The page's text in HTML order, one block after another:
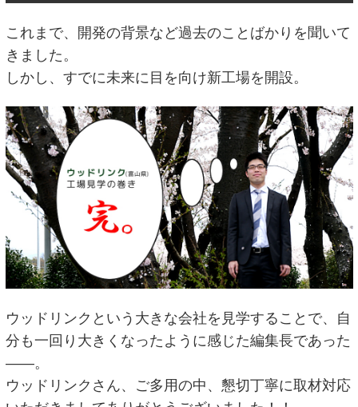
これまで、開発の背景など過去のことばかりを聞いて
きました。
しかし、すでに未来に目を向け新工場を開設。
ウッドリンクという大きな会社を見学することで、自
分も一回り大きくなったように感じた編集長であった
――。
ウッドリンクさん、ご多用の中、懇切丁寧に取材対応